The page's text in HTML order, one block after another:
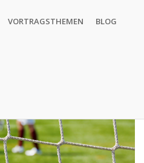
VORTRAGSTHEMEN BLOG